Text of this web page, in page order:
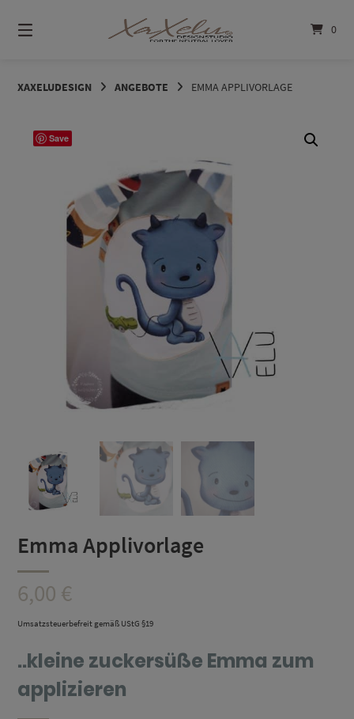
zum
Inhalt
0
XAXELUDESIGN ANGEBOTE EMMA APPLIVORLAGE
Save
Emma Applivorlage
6,00 €
Umsatzsteuerbefreit gemäß UStG §19
..kleine zuckersüße Emma zum
applizieren